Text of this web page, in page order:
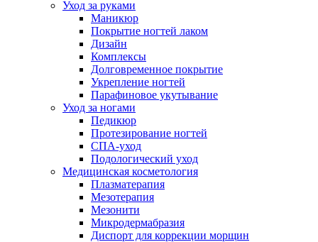
Уход за руками
Маникюр
Покрытие ногтей лаком
Дизайн
Комплексы
Долговременное покрытие
Укрепление ногтей
Парафиновое укутывание
Уход за ногами
Педикюр
Протезирование ногтей
СПА-уход
Подологический уход
Медицинская косметология
Плазматерапия
Мезотерапия
Мезонити
Микродермабразия
Диспорт для коррекции морщин